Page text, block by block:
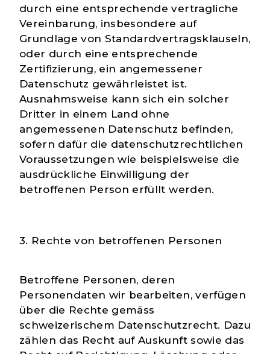
durch eine entsprechende vertragliche
Vereinbarung, insbesondere auf
Grundlage von Standardvertragsklauseln,
oder durch eine entsprechende
Zertifizierung, ein angemessener
Datenschutz gewährleistet ist.
Ausnahmsweise kann sich ein solcher
Dritter in einem Land ohne
angemessenen Datenschutz befinden,
sofern dafür die datenschutzrechtlichen
Voraussetzungen wie beispielsweise die
ausdrückliche Einwilligung der
betroffenen Person erfüllt werden.
3. Rechte von betroffenen Personen
Betroffene Personen, deren
Personendaten wir bearbeiten, verfügen
über die Rechte gemäss
schweizerischem Datenschutzrecht. Dazu
zählen das Recht auf Auskunft sowie das